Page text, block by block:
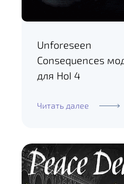
Unforeseen
Consequences
для HoI 4
Читать далее